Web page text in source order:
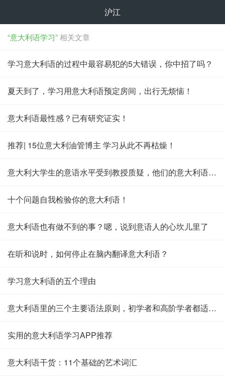
沪江
“意大利语学习”相关文章
学习意大利语的过程中最容易犯的5大错误，你中招了吗？
夏天到了，学习用意大利语预定房间，出行无烦恼！
意大利语最性感？已有研究证实！
推荐| 15位意大利油管博主 学习从此不再枯燥！
意大利大学生的意语水平受到教授质疑，他们的意大利语竟然也不好？
十个问题自我检验你的意大利语！
意大利语也有做不到的事？嗯，说到意语人的心坎儿里了
在听和说时，如何停止在脑内翻译意大利语？
学习意大利语的五个理由
意大利语里的三个主要语法原则，初学者和高阶学者都适用，一定要牢记
实用的意大利语学习APP推荐
意大利语干货：11个基础的艺术词汇